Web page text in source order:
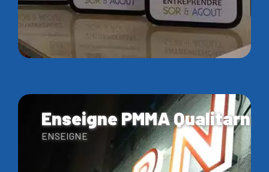
Enseigne PMMA Qualitarn
ENSEIGNE